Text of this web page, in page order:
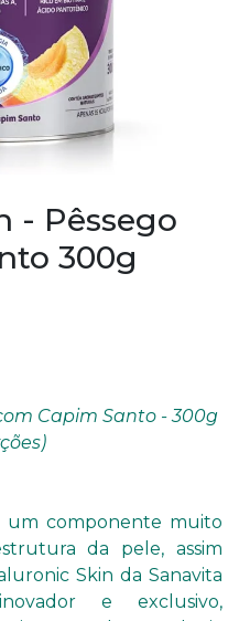
- Pêssego
300g
Capim Santo - 300g
um componente muito
da pele, assim
Skin da Sanavita
e exclusivo,